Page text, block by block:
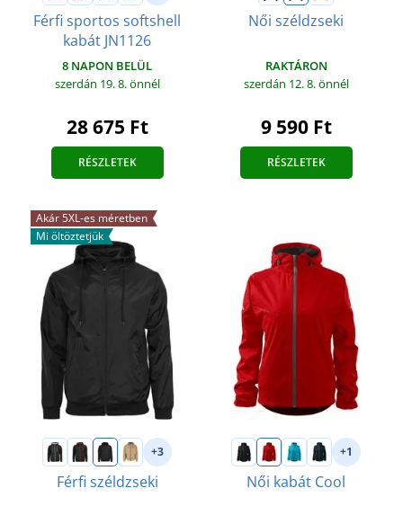
Férfi sportos softshell
kabát JN1126
8 NAPON BELÜL
szerdán 19. 8.önnél
28 675 Ft
RÉSZLETEK
Női széldzseki
RAKTÁRON
szerdán 12. 8.önnél
9 590 Ft
RÉSZLETEK
Akár 5XL-es méretben
Mi öltöztetjük
+3
Férfi széldzseki
+1
Női kabát Cool